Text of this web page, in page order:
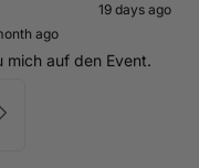
19 days ago
ago
mich auf den Event.